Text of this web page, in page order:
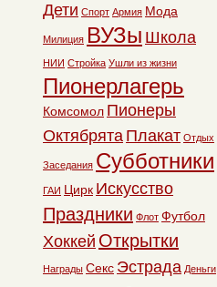
Дети Спорт Армия Мода
Милиция ВУЗы Школа
НИИ Стройка Ушли из жизни
Пионерлагерь
Комсомол Пионеры
Октябрята Плакат Отдых
Заседания Субботники
ГАИ Цирк Искусство
Праздники Флот Футбол
Хоккей Открытки
Награды Секс Эстрада Деньги